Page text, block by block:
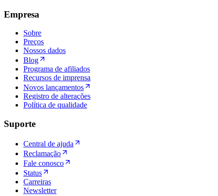
Empresa
Sobre
Preços
Nossos dados
Blog
Programa de afiliados
Recursos de imprensa
Novos lançamentos
Registro de alterações
Política de qualidade
Suporte
Central de ajuda
Reclamação
Fale conosco
Status
Carreiras
Newsletter